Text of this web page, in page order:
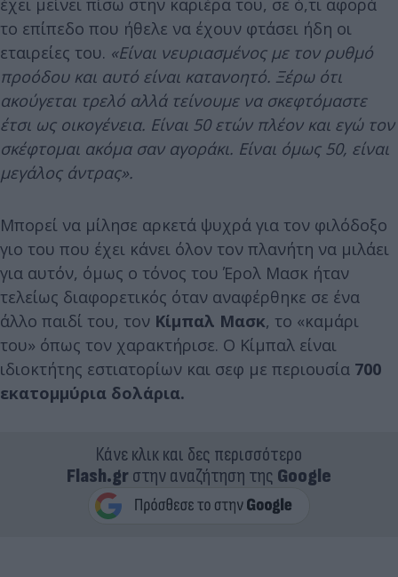
έχει μείνει πίσω στην καριέρα του, σε ό,τι αφορά
το επίπεδο που ήθελε να έχουν φτάσει ήδη οι
εταιρείες του. «Είναι νευριασμένος με τον ρυθμό
προόδου και αυτό είναι κατανοητό. Ξέρω ότι
ακούγεται τρελό αλλά τείνουμε να σκεφτόμαστε
έτσι ως οικογένεια. Είναι 50 ετών πλέον και εγώ τον
σκέφτομαι ακόμα σαν αγοράκι. Είναι όμως 50, είναι
μεγάλος άντρας».
Μπορεί να μίλησε αρκετά ψυχρά για τον φιλόδοξο
γιο του που έχει κάνει όλον τον πλανήτη να μιλάει
για αυτόν, όμως ο τόνος του Έρολ Μασκ ήταν
τελείως διαφορετικός όταν αναφέρθηκε σε ένα
άλλο παιδί του, τον Κίμπαλ Μασκ, το «καμάρι
του» όπως τον χαρακτήρισε. Ο Κίμπαλ είναι
ιδιοκτήτης εστιατορίων και σεφ με περιουσία 700
εκατομμύρια δολάρια.
Κάνε κλικ και δες περισσότερο
Flash.grστην αναζήτηση της Google